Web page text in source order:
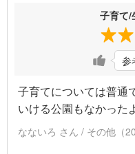
子育て/
参
子育てについては普通
いける公園もなかった
なないろ さん / その他（